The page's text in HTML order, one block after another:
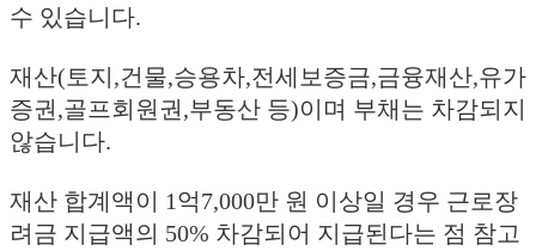
수 있습니다.
재산(토지,건물,승용차,전세보증금,금융재산,유가
증권,골프회원권,부동산 등)이며 부채는 차감되지
않습니다.
재산 합계액이 1억7,000만 원 이상일 경우 근로장
려금 지급액의 50% 차감되어 지급된다는 점 참고